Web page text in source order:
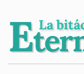
E La